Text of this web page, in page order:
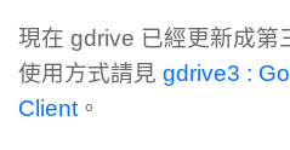
現在 gdrive 已經更新成第
使用方式請見 gdrive3 :
Client 。